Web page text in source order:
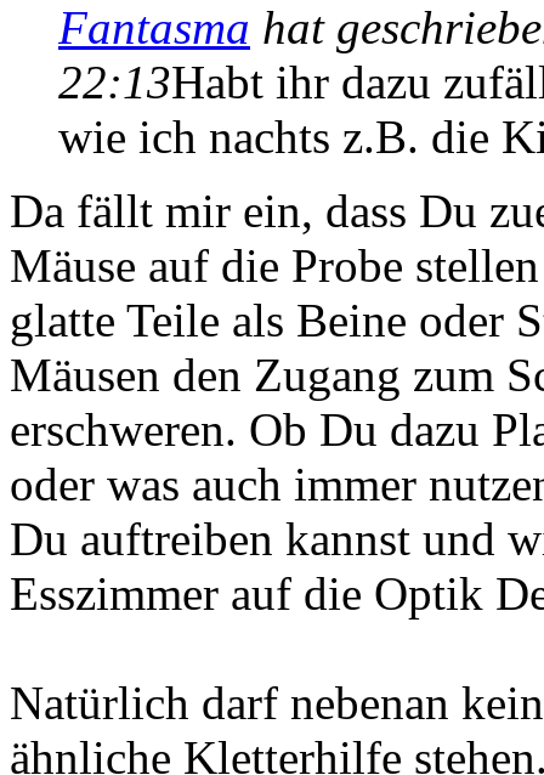
Fantasma hat
22:13Habt ihr dazu
wie ich nachts z.B. die
Da fällt mir ein, dass Du
Mäuse auf die Probe
glatte Teile als Beine oder
Mäusen den Zugang zum
erschweren. Ob Du dazu
oder was auch immer
Du auftreiben kannst und
Esszimmer auf die Optik
Natürlich darf nebenan
ähnliche Kletterhilfe